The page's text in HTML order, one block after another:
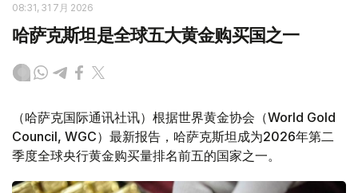
08:31, 31 7月 2026
哈萨克斯坦是全球五大黄金购买国之一
（哈萨克国际通讯社讯）根据世界黄金协会（World Gold
Council, WGC）最新报告，哈萨克斯坦成为2026年第二
季度全球央行黄金购买量排名前五的国家之一。